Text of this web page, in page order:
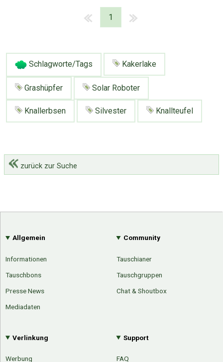
1
Schlagworte/Tags Kakerlake
Grashüpfer Solar Roboter
Knallerbsen Silvester Knallteufel
zurück zur Suche
Allgemein
Informationen
Tauschbons
Presse News
Mediadaten
Community
Tauschianer
Tauschgruppen
Chat & Shoutbox
Verlinkung
Werbung
Support
FAQ